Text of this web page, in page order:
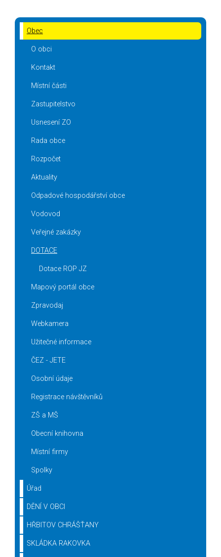
Obec
O obci
Kontakt
Místní části
Zastupitelstvo
Usnesení ZO
Rada obce
Rozpočet
Aktuality
Odpadové hospodářství obce
Vodovod
Veřejné zakázky
DOTACE
Dotace ROP JZ
Mapový portál obce
Zpravodaj
Webkamera
Užitečné informace
ČEZ - JETE
Osobní údaje
Registrace návštěvníků
ZŠ a MŠ
Obecní knihovna
Místní firmy
Spolky
Úřad
DĚNÍ V OBCI
HŘBITOV CHRÁŠŤANY
SKLÁDKA RAKOVKA